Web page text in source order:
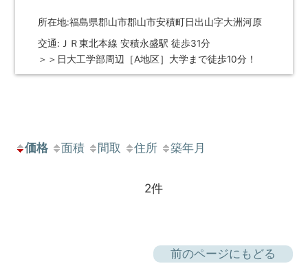
所在地:福島県郡山市郡山市安積町日出山字大洲河原
交通:ＪＲ東北本線 安積永盛駅 徒歩31分
＞＞日大工学部周辺［A地区］大学まで徒歩10分！
価格 面積 間取 住所 築年月
2件
前のページにもどる